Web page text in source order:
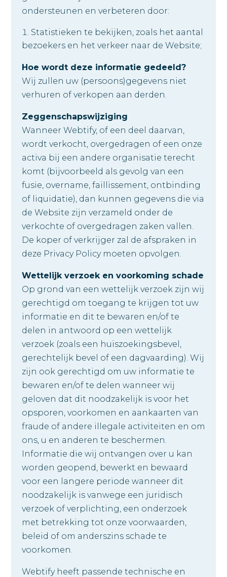
ondersteunen en verbeteren door:
Statistieken te bekijken, zoals het aantal
bezoekers en het verkeer naar de Website;
Hoe wordt deze informatie gedeeld?
Wij zullen uw (persoons)gegevens niet
verhuren of verkopen aan derden.
Zeggenschapswijziging
Wanneer Webtify, of een deel daarvan,
wordt verkocht, overgedragen of een onze
activa bij een andere organisatie terecht
komt (bijvoorbeeld als gevolg van een
fusie, overname, faillissement, ontbinding
of liquidatie), dan kunnen gegevens die via
de Website zijn verzameld onder de
verkochte of overgedragen zaken vallen.
De koper of verkrijger zal de afspraken in
deze Privacy Policy moeten opvolgen.
Wettelijk verzoek en voorkoming schade
Op grond van een wettelijk verzoek zijn wij
gerechtigd om toegang te krijgen tot uw
informatie en dit te bewaren en/of te
delen in antwoord op een wettelijk
verzoek (zoals een huiszoekingsbevel,
gerechtelijk bevel of een dagvaarding). Wij
zijn ook gerechtigd om uw informatie te
bewaren en/of te delen wanneer wij
geloven dat dit noodzakelijk is voor het
opsporen, voorkomen en aankaarten van
fraude of andere illegale activiteiten en om
ons, u en anderen te beschermen.
Informatie die wij ontvangen over u kan
worden geopend, bewerkt en bewaard
voor een langere periode wanneer dit
noodzakelijk is vanwege een juridisch
verzoek of verplichting, een onderzoek
met betrekking tot onze voorwaarden,
beleid of om anderszins schade te
voorkomen.
Webtify heeft passende technische en